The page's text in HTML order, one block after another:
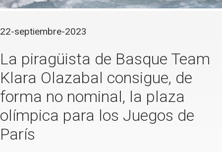
22-septiembre-2023
La piragüista de Basque Team
Klara Olazabal consigue, de
forma no nominal, la plaza
olímpica para los Juegos de
París